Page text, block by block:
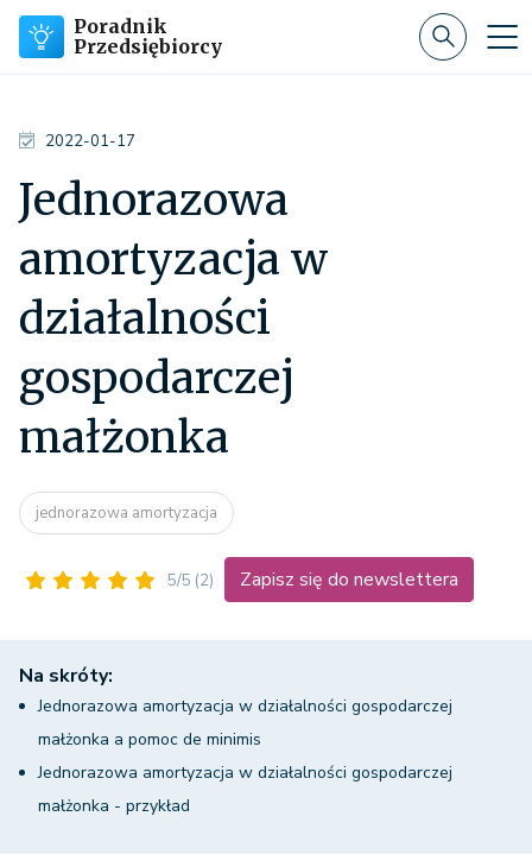
Poradnik
Przedsiębiorcy
2022-01-17
Jednorazowa
amortyzacja w
działalności
gospodarczej
małżonka
jednorazowa amortyzacja
5/5 (2) Zapisz się do newslettera
Na skróty:
Jednorazowa amortyzacja w działalności gospodarczej
małżonka a pomoc de minimis
Jednorazowa amortyzacja w działalności gospodarczej
małżonka - przykład